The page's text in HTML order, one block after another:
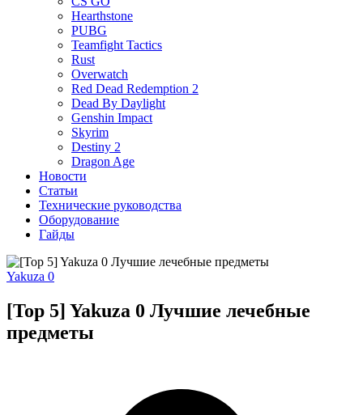
Hearthstone
PUBG
Teamfight Tactics
Rust
Overwatch
Red Dead Redemption 2
Dead By Daylight
Genshin Impact
Skyrim
Destiny 2
Dragon Age
Новости
Статьи
Технические руководства
Оборудование
Гайды
Yakuza 0
[Top 5] Yakuza 0 Лучшие лечебные
предметы